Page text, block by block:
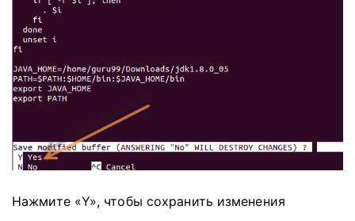
Нажмите «Y», чтобы сохранить изменения